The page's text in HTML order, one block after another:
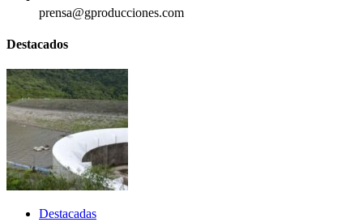
prensa@gproducciones.com
Destacados
Destacadas